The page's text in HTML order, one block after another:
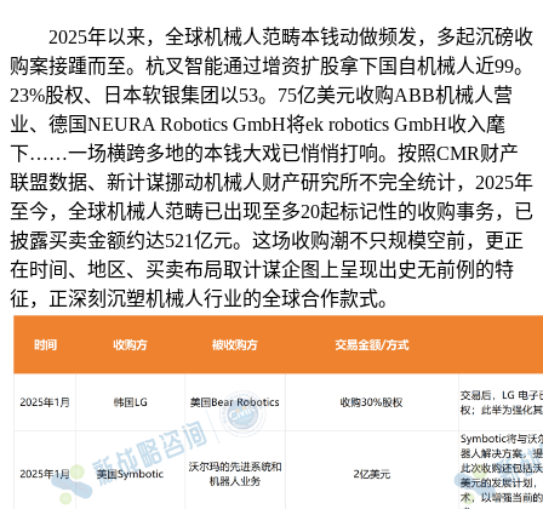
2025年以来，全球机械人范畴本钱动做频发，多起沉磅收
购案接踵而至。杭叉智能通过增资扩股拿下国自机械人近99。
23%股权、日本软银集团以53。75亿美元收购ABB机械人营
业、德国NEURA Robotics GmbH将ek robotics GmbH收入麾
下……一场横跨多地的本钱大戏已悄悄打响。按照CMR财产
联盟数据、新计谋挪动机械人财产研究所不完全统计，2025年
至今，全球机械人范畴已出现至多20起标记性的收购事务，已
披露买卖金额约达521亿元。这场收购潮不只规模空前，更正
在时间、地区、买卖布局取计谋企图上呈现出史无前例的特
征，正深刻沉塑机械人行业的全球合作款式。